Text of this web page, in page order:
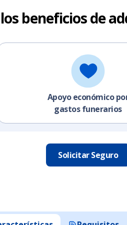
beneficios de
Apoyo económico
gastos funerarios
Solicitar Seguro